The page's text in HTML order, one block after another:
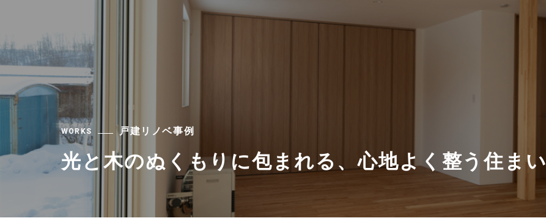
WORKS 戸建リノベ事例
光と木のぬくもりに包まれる、心地よく整う住まい